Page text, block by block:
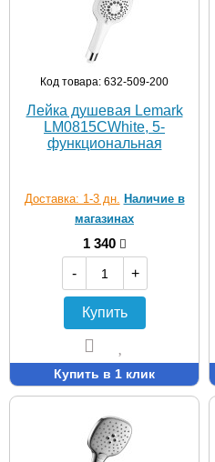
Код товара: 632-509-200
Лейка душевая Lemark
LM0815CWhite, 5-
функциональная
Доставка: 1-3 дн. Наличие в
магазинах
1 340
-
+
Купить
Купить в 1 клик